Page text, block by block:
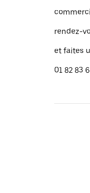
rendez-
et faites
01 82 83